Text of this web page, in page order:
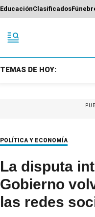
EducaciónClasificados
TEMAS DE HOY:
POLÍTICA Y ECONOMÍA
La disputa
Gobierno
las redes